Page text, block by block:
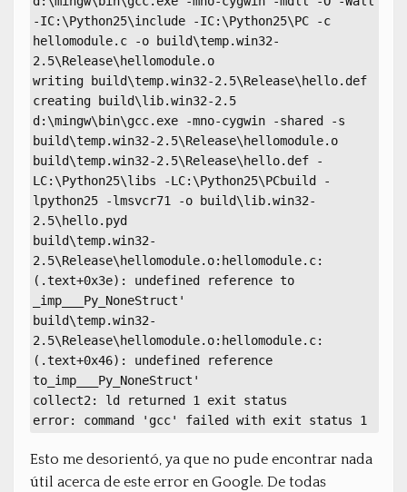
-IC:\Python25\include -IC:\Python25\PC -c
hellomodule.c -o build\temp.win32-
2.5\Release\hellomodule.o
writing build\temp.win32-2.5\Release\hello.def
creating build\lib.win32-2.5
d:\mingw\bin\gcc.exe -mno-cygwin -shared -s
build\temp.win32-2.5\Release\hellomodule.o
build\temp.win32-2.5\Release\hello.def -
LC:\Python25\libs -LC:\Python25\PCbuild -
lpython25 -lmsvcr71 -o build\lib.win32-
2.5\hello.pyd
build\temp.win32-
2.5\Release\hellomodule.o:hellomodule.c:
(.text+0x3e): undefined reference to
_imp___Py_NoneStruct'
build\temp.win32-
2.5\Release\hellomodule.o:hellomodule.c:
(.text+0x46): undefined reference
to_imp___Py_NoneStruct'
collect2: ld returned 1 exit status
error: command 'gcc' failed with exit status 1
Esto me desorientó, ya que no pude encontrar nada
útil acerca de este error en Google. De todas